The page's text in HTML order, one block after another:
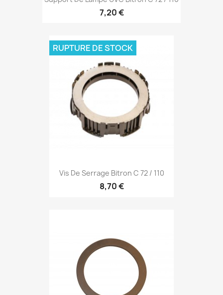
7,20 €
Vis De Serrage Bitron C 72 / 110
8,70 €
RUPTURE DE STOCK